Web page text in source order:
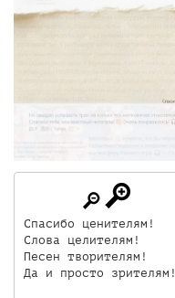
Спасибо ценителям!
Слова целителям!
Песен творителям!
Да и просто зрителям!